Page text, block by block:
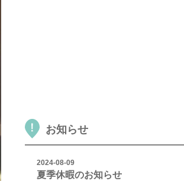
お知らせ
2024-08-09
夏季休暇のお知らせ